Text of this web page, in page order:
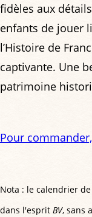
fidèles aux
enfants de jouer
l’Histoire de
captivante. Une
patrimoine
Pour
Nota : le calendrier
dans l'esprit BV, sans